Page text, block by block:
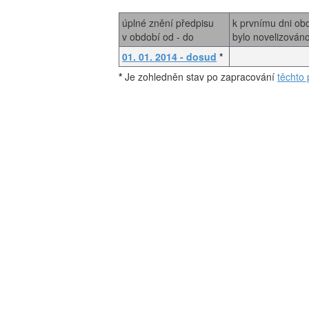
úplné znění předpisu
v období od - do
k prvnímu dni
bylo
01. 01. 2014 - dosud *
* Je zohledněn stav po zapracování těchto